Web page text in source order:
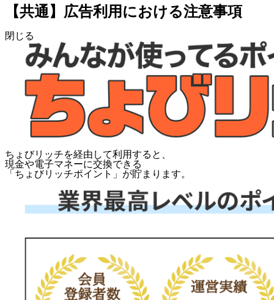
【共通】広告利用における注意事項
閉じる
ちょびリッチを経由して利用すると、
現金や電子マネーに交換できる
「 ちょびリッチポイント 」が貯まります。